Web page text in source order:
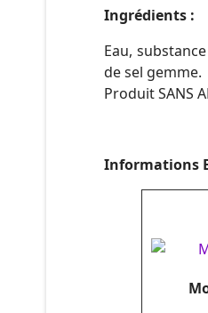
Ingrédients :
Eau,
de sel gemme.
Produit SANS
Informations